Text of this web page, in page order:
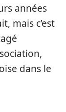
années
mais c’est
dans le